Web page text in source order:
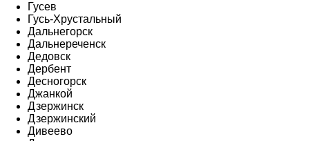
Гусев
Гусь-Хрустальный
Дальнегорск
Дальнереченск
Дедовск
Дербент
Десногорск
Джанкой
Дзержинск
Дзержинский
Дивеево